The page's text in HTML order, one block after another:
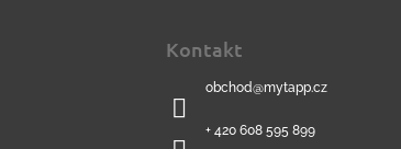
Kontakt
obchod@mytapp.cz
+ 420 608 595 899